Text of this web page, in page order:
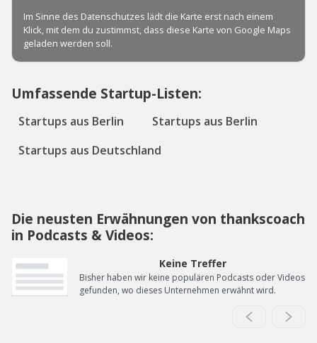
Umfassende Startup-Listen:
Startups aus Berlin
Startups aus Berlin
Startups aus Deutschland
Die neusten Erwähnungen von thankscoach
in Podcasts & Videos:
Keine Treffer
Bisher haben wir keine populären Podcasts oder Videos
gefunden, wo dieses Unternehmen erwähnt wird.